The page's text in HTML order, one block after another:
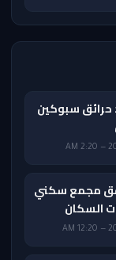
حرائق سبوكين
مجمع سكني
السكان